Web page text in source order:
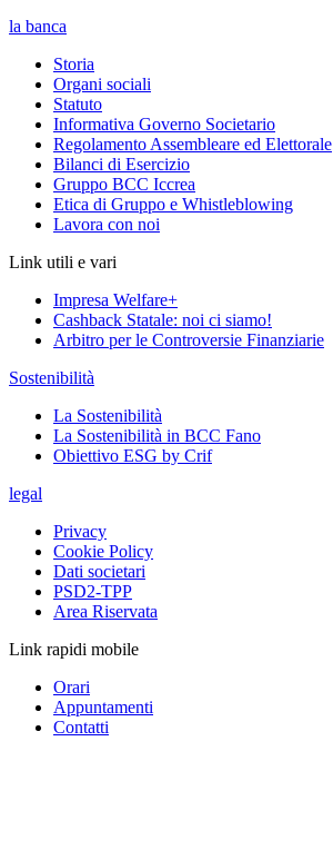
la banca
Storia
Organi sociali
Statuto
Informativa Governo Societario
Regolamento Assembleare ed Elettorale
Bilanci di Esercizio
Gruppo BCC Iccrea
Etica di Gruppo e Whistleblowing
Lavora con noi
Link utili e vari
Impresa Welfare+
Cashback Statale: noi ci siamo!
Arbitro per le Controversie Finanziarie
Sostenibilità
La Sostenibilità
La Sostenibilità in BCC Fano
Obiettivo ESG by Crif
legal
Privacy
Cookie Policy
Dati societari
PSD2-TPP
Area Riservata
Link rapidi mobile
Orari
Appuntamenti
Contatti